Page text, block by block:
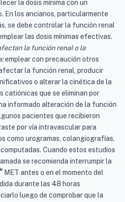
la dosis mínima con un
En los ancianos, particularmente
se debe controlar la función renal
las dosis mínimas efectivas.
la función renal o la
emplear con precaución otros
la función renal, producir
o alterar la cinética de la
catiónicas que se eliminan por
informado alteración de la función
pacientes que recibieron
por vía intravascular para
como urogramas, colangiografías,
Cuando estos estudios
se recomienda interrumpir la
® MET antes o en el momento del
durante las 48 horas
luego de comprobar que la